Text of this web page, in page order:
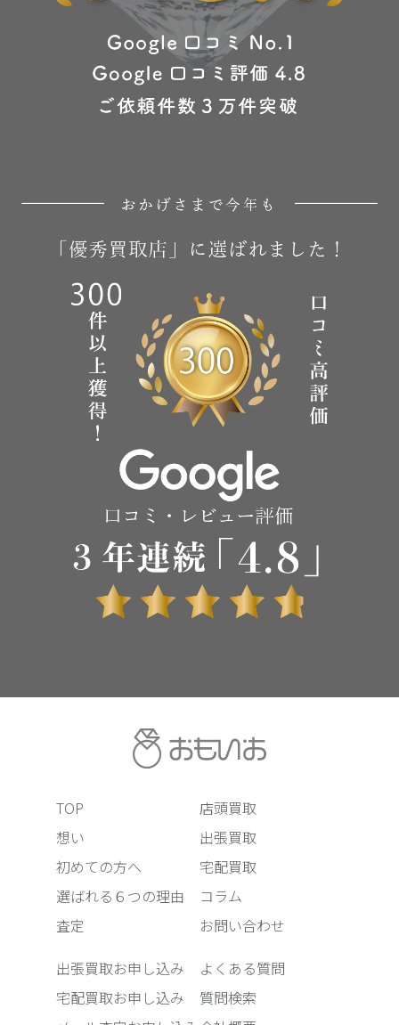
TOP
想い
初めての方へ
選ばれる６つの理由
査定
店頭買取
出張買取
宅配買取
コラム
お問い合わせ
出張買取お申し込み
宅配買取お申し込み
よくある質問
質問検索